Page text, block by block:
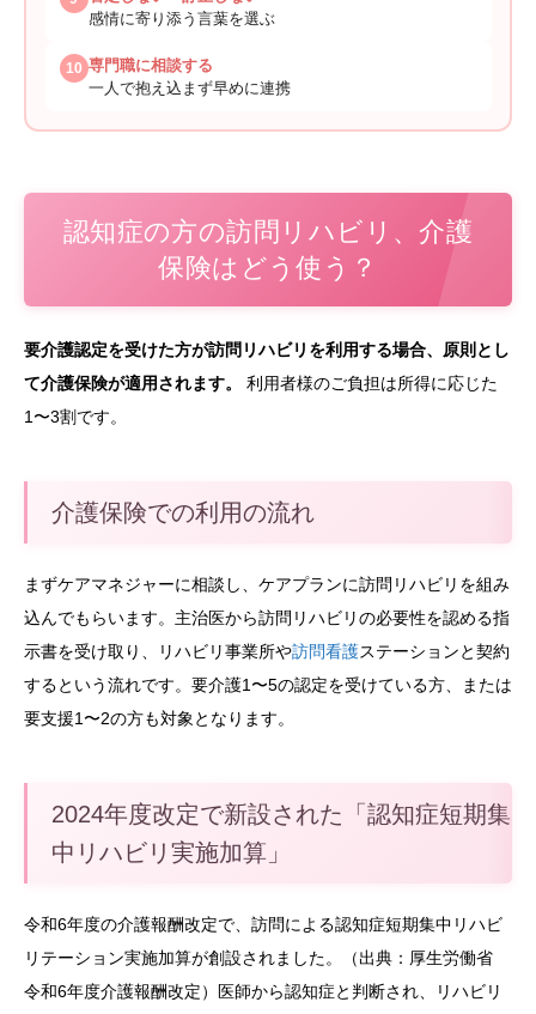
感情に寄り添う言葉を選ぶ
10 専門職に相談する
一人で抱え込まず早めに連携
認知症の方の訪問リハビリ、介護
保険はどう使う？
要介護認定を受けた方が訪問リハビリを利用する場合、原則とし
て介護保険が適用されます。
利用者様のご負担は所得に応じた
1〜3割です。
介護保険での利用の流れ
まずケアマネジャーに相談し、ケアプランに訪問リハビリを組み
込んでもらいます。主治医から訪問リハビリの必要性を認める指
示書を受け取り、リハビリ事業所や訪問看護ステーションと契約
するという流れです。要介護1〜5の認定を受けている方、または
要支援1〜2の方も対象となります。
2024年度改定で新設された「認知症短期集
中リハビリ実施加算」
令和6年度の介護報酬改定で、訪問による認知症短期集中リハビ
リテーション実施加算が創設されました。（出典：厚生労働省
令和6年度介護報酬改定）医師から認知症と判断され、リハビリ